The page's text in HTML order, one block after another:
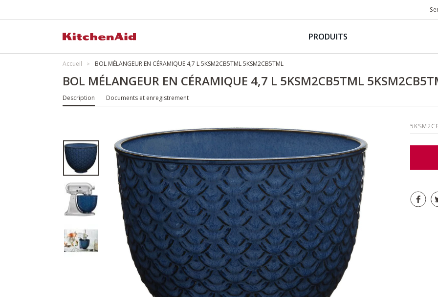
PRODUITS
Accueil BOL MÉLANGEUR EN CÉRAMIQUE 4,7 L 5KSM2CB5TML 5KSM2CB5TML
BOL MÉLANGEUR EN CÉRAMIQUE 4,7 L 5KSM2CB5TML
Description Documents et enregistrement